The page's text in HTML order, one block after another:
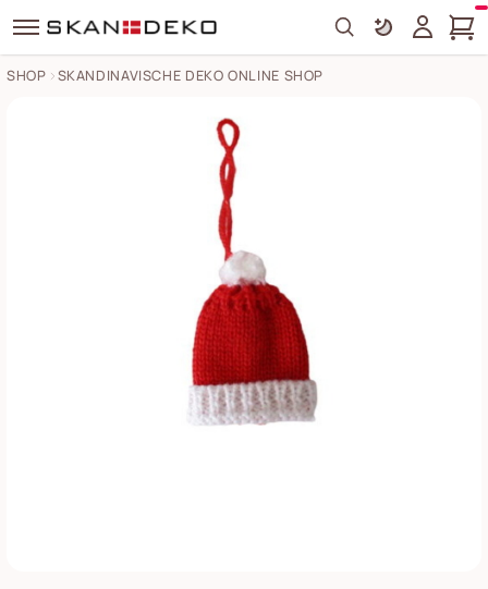
Search
SHOP SKANDINAVISCHE DEKO ONLINE SHOP